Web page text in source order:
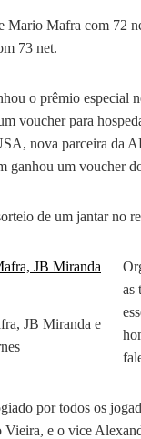
Mario Mafra com 72
73 net.
o prêmio especial
voucher para
nova parceira da
ganhou um voucher
de um jantar no
JB Miranda e
as
por todos os
e o vice